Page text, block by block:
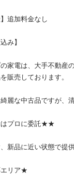
】追加料金なし
み】
家電は、大手不動産
販売しております。
麗な中古品ですが、
プロに委託★★
新品に近い状態で提
リア★